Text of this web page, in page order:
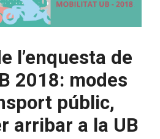
l’enquesta de
2018: modes
públic,
arribar a la UB